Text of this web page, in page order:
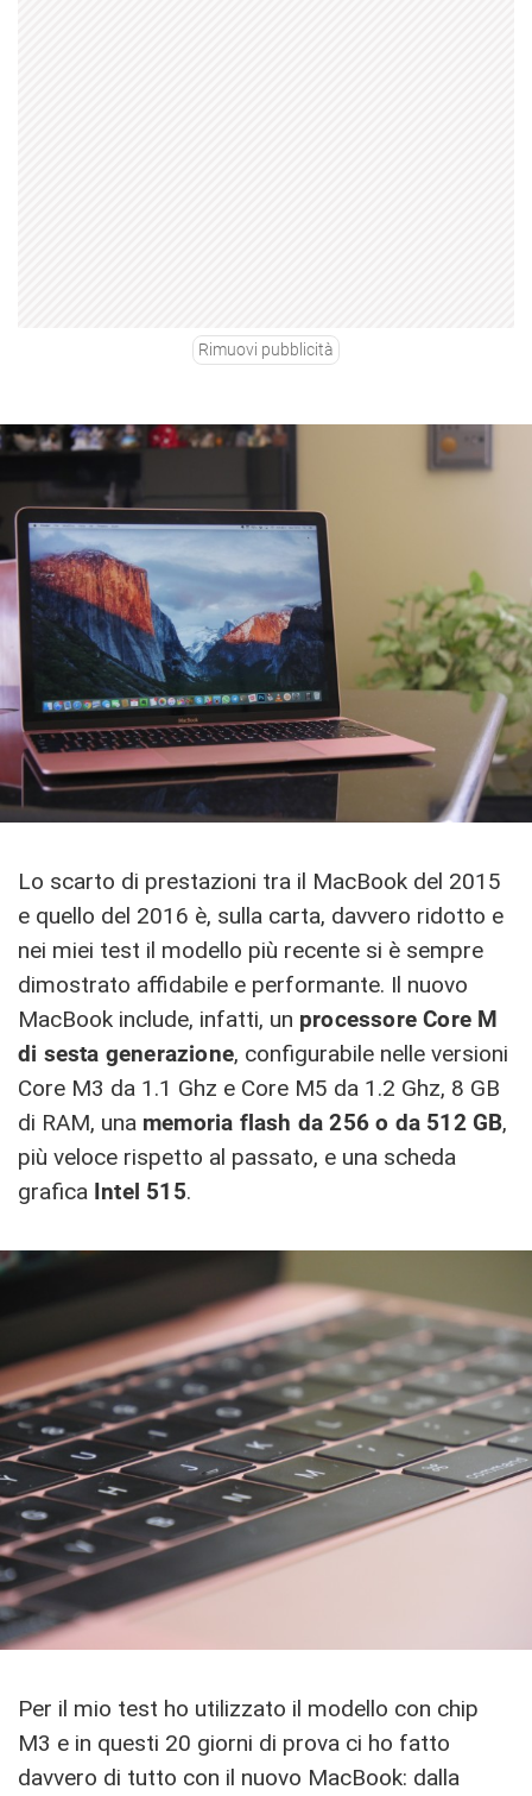
Rimuovi pubblicità
Lo scarto di prestazioni tra il MacBook del 2015
e quello del 2016 è, sulla carta, davvero ridotto e
nei miei test il modello più recente si è sempre
dimostrato affidabile e performante. Il nuovo
MacBook include, infatti, un processore Core M
di sesta generazione, configurabile nelle versioni
Core M3 da 1.1 Ghz e Core M5 da 1.2 Ghz, 8 GB
di RAM, una memoria flash da 256 o da 512 GB,
più veloce rispetto al passato, e una scheda
grafica Intel 515.
Per il mio test ho utilizzato il modello con chip
M3 e in questi 20 giorni di prova ci ho fatto
davvero di tutto con il nuovo MacBook: dalla